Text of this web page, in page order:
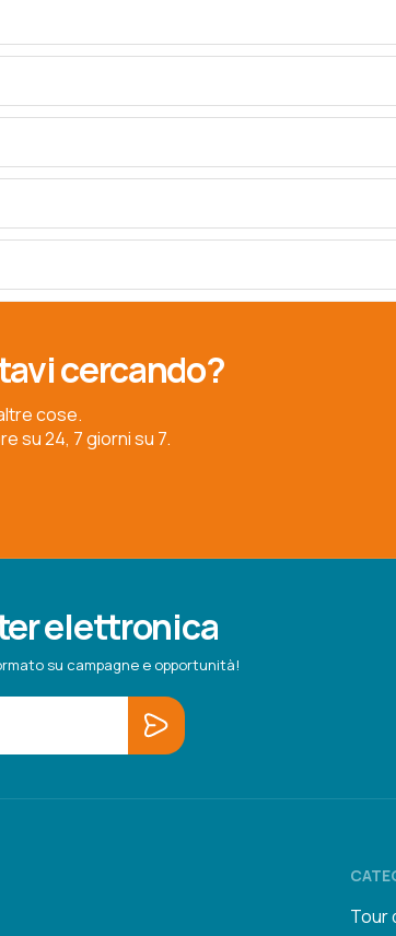
cercando?
cose.
su 24, 7 giorni su 7.
elettronica
su campagne e opportunità!
Tour